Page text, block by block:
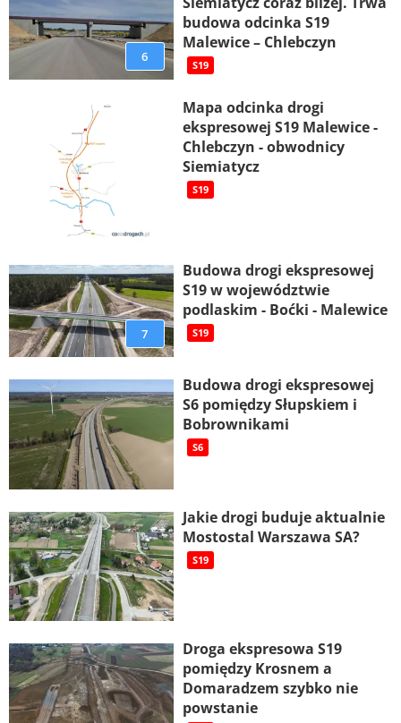
6
budowa odcinka S19
Malewice – Chlebczyn
S19
Mapa odcinka drogi
ekspresowej S19 Malewice -
Chlebczyn - obwodnicy
Siemiatycz
S19
7
Budowa drogi ekspresowej
S19 w województwie
podlaskim - Boćki - Malewice
S19
Budowa drogi ekspresowej
S6 pomiędzy Słupskiem i
Bobrownikami
S6
Jakie drogi buduje aktualnie
Mostostal Warszawa SA?
S19
Droga ekspresowa S19
pomiędzy Krosnem a
Domaradzem szybko nie
powstanie